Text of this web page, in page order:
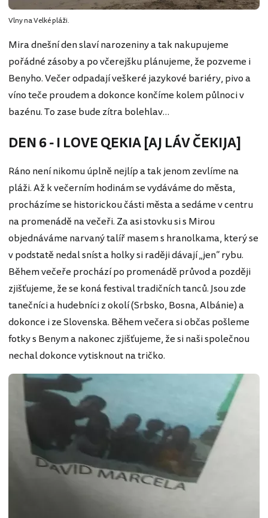
Vlny na Velké pláži.
Mira dnešní den slaví narozeniny a tak nakupujeme
pořádné zásoby a po včerejšku plánujeme, že pozveme i
Benyho. Večer odpadají veškeré jazykové bariéry, pivo a
víno teče proudem a dokonce končíme kolem půlnoci v
bazénu. To zase bude zítra bolehlav…
DEN 6 - I LOVE QEKIA [AJ LÁV ČEKIJA]
Ráno není nikomu úplně nejlíp a tak jenom zevlíme na
pláži. Až k večerním hodinám se vydáváme do města,
procházíme se historickou části města a sedáme v centru
na promenádě na večeři. Za asi stovku si s Mirou
objednáváme narvaný talíř masem s hranolkama, který se
v podstatě nedal sníst a holky si raději dávají „jen“ rybu.
Během večeře prochází po promenádě průvod a později
zjišťujeme, že se koná festival tradičních tanců. Jsou zde
tanečníci a hudebníci z okolí (Srbsko, Bosna, Albánie) a
dokonce i ze Slovenska. Během večera si občas pošleme
fotky s Benym a nakonec zjišťujeme, že si naši společnou
nechal dokonce vytisknout na tričko.